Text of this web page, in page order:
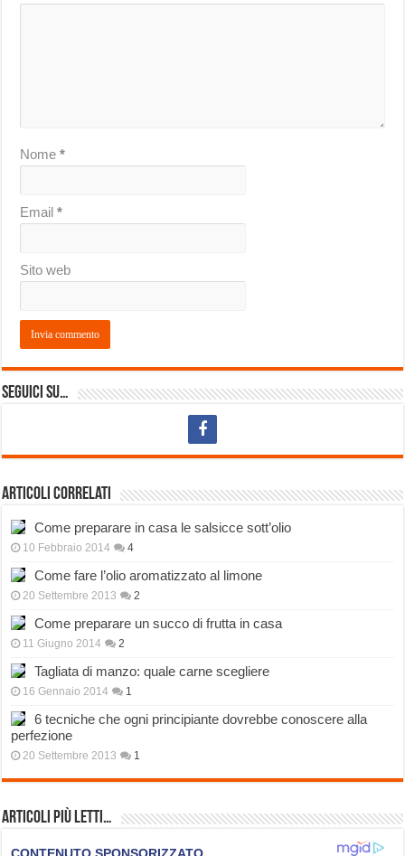
Nome*
Email*
Sito web
Seguici su…
Articoli correlati
Come preparare in casa le salsicce sott’olio
10 Febbraio 2014 4
Come fare l’olio aromatizzato al limone
20 Settembre 2013 2
Come preparare un succo di frutta in casa
11 Giugno 2014 2
Tagliata di manzo: quale carne scegliere
16 Gennaio 2014 1
6 tecniche che ogni principiante dovrebbe conoscere alla
perfezione
20 Settembre 2013 1
Articoli più Letti…